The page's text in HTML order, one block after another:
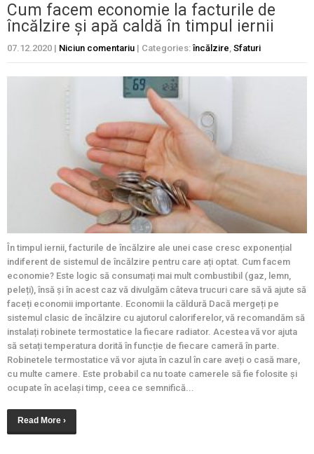
Cum facem economie la facturile de
încălzire și apă caldă în timpul iernii
07.12.2020 | Niciun comentariu | Categories:încălzire, Sfaturi
În timpul iernii, facturile de încălzire ale unei case cresc exponențial
indiferent de sistemul de încălzire pentru care ați optat. Cum facem
economie? Este logic să consumați mai mult combustibil (gaz, lemn,
peleți), însă și în acest caz vă divulgăm câteva trucuri care să vă ajute să
faceți economii importante. Economii la căldură Dacă mergeți pe
sistemul clasic de încălzire cu ajutorul caloriferelor, vă recomandăm să
instalați robinete termostatice la fiecare radiator. Acestea vă vor ajuta
să setați temperatura dorită în funcție de fiecare cameră în parte.
Robinetele termostatice vă vor ajuta în cazul în care aveți o casă mare,
cu multe camere. Este probabil ca nu toate camerele să fie folosite și
ocupate în același timp, ceea ce semnifică...
Read More ›